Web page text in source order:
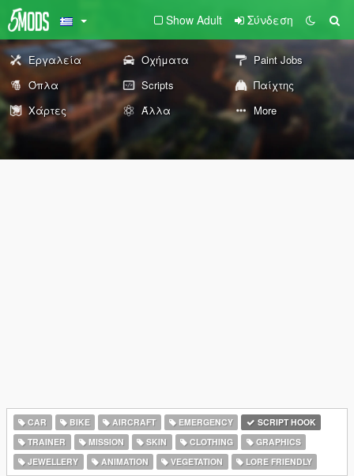
Show Adult Σύνδεση
Εργαλεία Οχήματα
Paint Jobs
Όπλα
Scripts
Παίχτης
Χάρτες
Άλλα More
CAR BIKE AIRCRAFT EMERGENCY
SCRIPT HOOK
TRAINER
MISSION SKIN CLOTHING
GRAPHICS
JEWELLERY
ANIMATION VEGETATION LORE FRIENDLY